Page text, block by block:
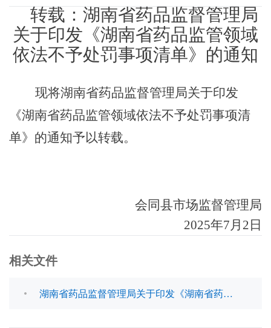
转载：湖南省药品监督管理局
关于印发《湖南省药品监管领域
依法不予处罚事项清单》 的通知
现将湖南省药品监督管理局关于印发
《湖南省药品监管领域依法不予处罚事项清
单》 的通知予以转载。
会同县市场监督管理局
2025年7 月2 日
相关文件
湖南省药品监督管理局关于印发《湖南省药品监督领域依法不予处罚事项清单》的通知(1).pdf